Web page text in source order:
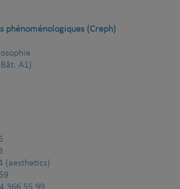
phénoménologiques (Creph)
A1)
(aesthetics)